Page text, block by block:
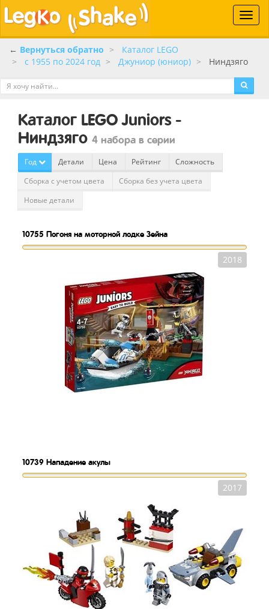
Toggle
← Вернуться обратно
Каталог LEGO
c 1955 по 2024 год
Джуниор (юниор) Ниндзяго
Каталог LEGO Juniors -
Ниндзяго 4 набора в серии
Год Детали Цена Рейтинг
Сложность
Сборка с учетом цвета
Сборка без учета цвета
Новые детали
10755 Погоня на моторной лодке Зейна
2018
10739 Нападение акулы
2017